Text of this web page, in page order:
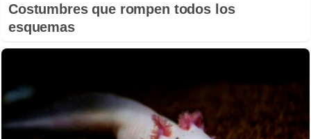
Costumbres que rompen todos los
esquemas